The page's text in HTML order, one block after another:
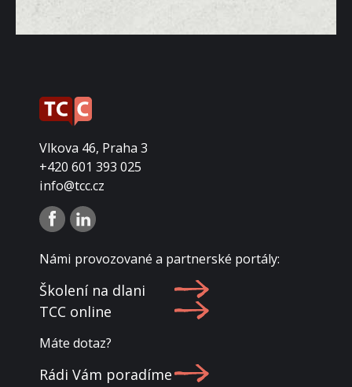
Vlkova 46, Praha 3
+420 601 393 025
info@tcc.cz
Námi provozované a partnerské portály:
Školení na dlani
TCC online
Máte dotaz?
Rádi Vám poradíme